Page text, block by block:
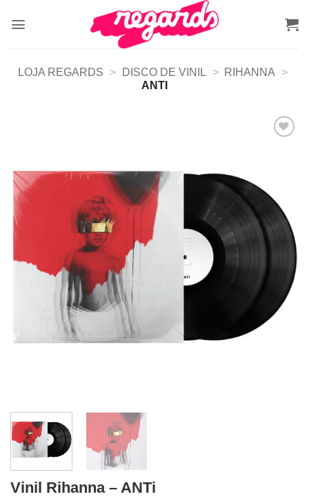
LOJA REGARDS > DISCO DE VINIL > RIHANNA
>
ANTI
Vinil Rihanna – ANTi